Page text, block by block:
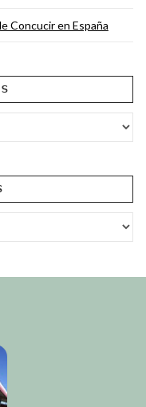
Concucir en España